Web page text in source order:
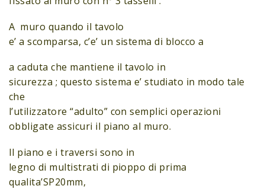
A muro quando il tavolo
e’ a scomparsa, c’e’ un sistema di blocco a
a caduta che mantiene il tavolo in
sicurezza ; questo sistema e’ studiato in modo tale
che
l’utilizzatore “adulto” con semplici operazioni
obbligate assicuri il piano al muro.
Il piano e i traversi sono in
legno di multistrati di pioppo di prima
qualita’SP20mm,